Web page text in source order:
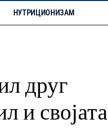
НУТРИЦИОНИЗАМ
друг
и својата